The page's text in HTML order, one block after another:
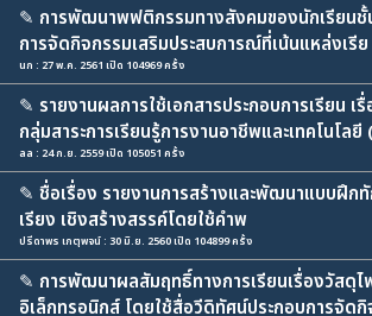
✎ การพัฒนาพฟติกรรมทางสังคมของนักเรียนชั้
การจัดกิจกรรมเสริมประสบการณ์ที่เน้นแหล่งเรีย
นก : 27 พ.ค. 2561 เปิด 104969 ครั้ง
✎ รายงานผลการใช้เอกสารประกอบการเรียน เ
กลุ่มสาระการเรียนรู้การงานอาชีพและเทคโนโลยี
aa : 24 ก.ย. 2559 เปิด 105051 ครั้ง
✎ ชื่อเรื่อง รายงานการสร้างและพัฒนาแบบฝึกทั
เรียง เชิงสร้างสรรค์โดยใช้คำพ
ปรีดาพร เกตุพจน์ : 30 มิ.ย. 2560 เปิด 104899 ครั้ง
✎ การพัฒนาผลสัมฤทธิ์ทางการเรียนเรื่องวัสดุไ
อิเล็กทรอนิกส์ โดยใช้สื่อวีดิทัศน์ประกอบการจัด